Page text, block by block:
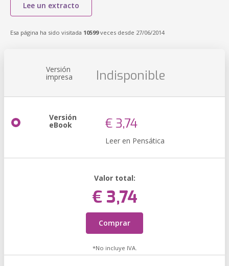
Lee un extracto
Esa página ha sido visitada 10599veces desde 27/06/2014
Versión
impresa Indisponible
Versión
eBook € 3,74
Leer en Pensática
Valor total:
€ 3,74
Comprar
*No incluye IVA.